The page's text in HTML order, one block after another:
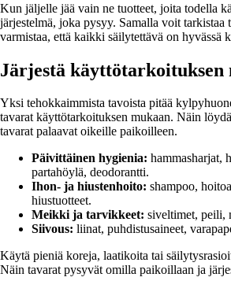
Kun jäljelle jää vain ne tuotteet, joita todella
järjestelmä, joka pysyy. Samalla voit tarkistaa
varmistaa, että kaikki säilytettävä on hyvässä
Järjestä käyttötarkoituksen
Yksi tehokkaimmista tavoista pitää
tavarat käyttötarkoituksen mukaan. Näin
tavarat palaavat oikeille paikoilleen.
Päivittäinen hygienia: hammasharjat,
partahöylä, deodorantti.
Ihon- ja hiustenhoito: shampoo,
hiustuotteet.
Meikki ja tarvikkeet: siveltimet, peili,
Siivous: liinat, puhdistusaineet,
Käytä pieniä koreja, laatikoita tai
Näin tavarat pysyvät omilla paikoillaan ja